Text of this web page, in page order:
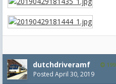
dutchdriveramf 199
Posted April 30, 2019